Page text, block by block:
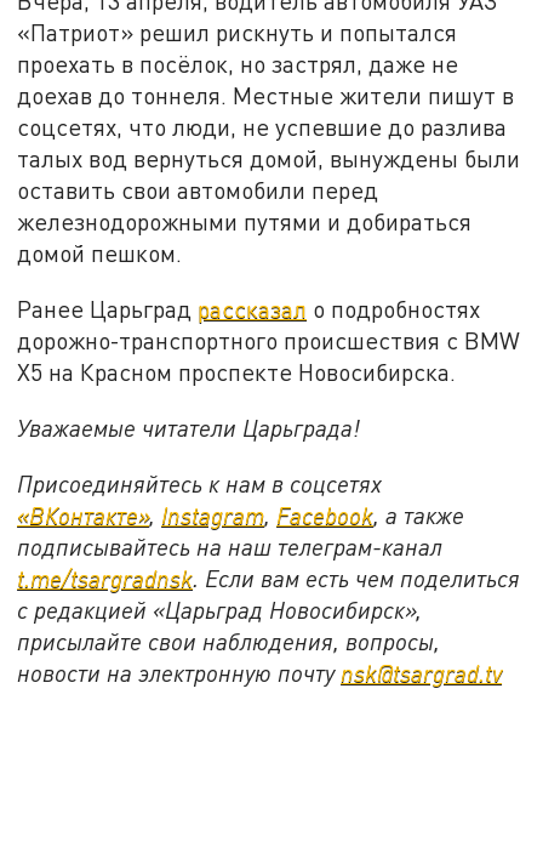
«Патриот» решил рискнуть и попытался
проехать в посёлок, но застрял, даже не
доехав до тоннеля. Местные жители пишут в
соцсетях, что люди, не успевшие до разлива
талых вод вернуться домой, вынуждены были
оставить свои автомобили перед
железнодорожными путями и добираться
домой пешком.
Ранее Царьград рассказал о подробностях
дорожно-транспортного происшествия с BMW
X5 на Красном проспекте Новосибирска.
Уважаемые читатели Царьграда!
Присоединяйтесь к нам в соцсетях
«ВКонтакте», Instagram Facebook , а также
подписывайтесь на наш телеграм-канал
t.me/tsargradnsk . Если вам есть чем поделиться
с редакцией «Царьград Новосибирск»,
присылайте свои наблюдения, вопросы,
новости на электронную почту nsk@tsargrad.tv